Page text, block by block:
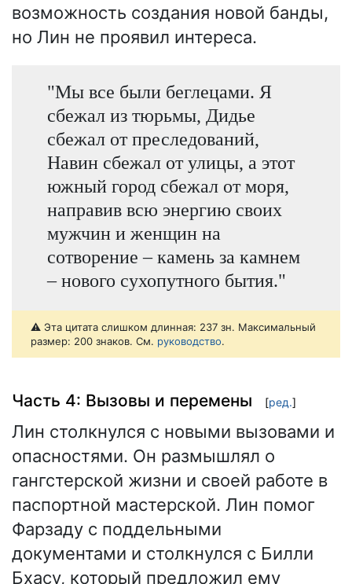
возможность создания новой банды,
но Лин не проявил интереса.
"Мы все были беглецами. Я
сбежал из тюрьмы, Дидье
сбежал от преследований,
Навин сбежал от улицы, а этот
южный город сбежал от моря,
направив всю энергию своих
мужчин и женщин на
сотворение – камень за камнем
– нового сухопутного бытия."
⚠️ Эта цитата слишком длинная: 237 зн. Максимальный
размер: 200 знаков. См. руководство.
Часть 4: Вызовы и перемены [ред.]
Лин столкнулся с новыми вызовами и
опасностями. Он размышлял о
гангстерской жизни и своей работе в
паспортной мастерской. Лин помог
Фарзаду с поддельными
документами и столкнулся с Билли
Бхасу, который предложил ему